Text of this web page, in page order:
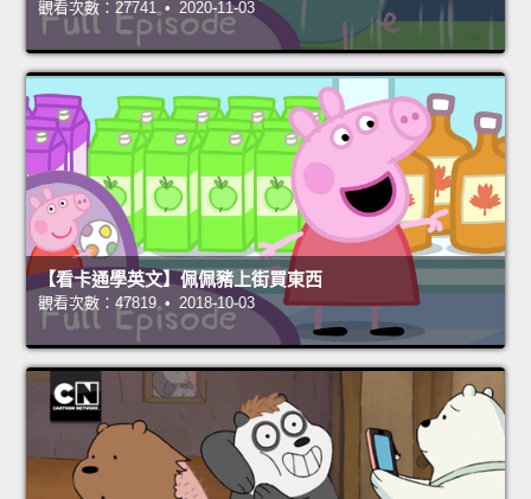
觀看次數：27741 • 2020-11-03
【看卡通學英文】佩佩豬上街買東西
觀看次數：47819 • 2018-10-03